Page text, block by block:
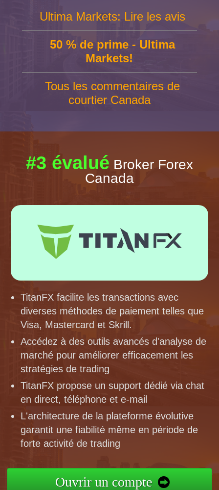
Ultima Markets: Lire les avis
50 % de prime - Ultima
Markets!
Tous les commentaires de
courtier Canada
#3 évalué Broker Forex
Canada
TitanFX facilite les transactions avec
diverses méthodes de paiement telles que
Visa, Mastercard et Skrill.
Accédez à des outils avancés d'analyse de
marché pour améliorer efficacement les
stratégies de trading
TitanFX propose un support dédié via chat
en direct, téléphone et e-mail
L'architecture de la plateforme évolutive
garantit une fiabilité même en période de
forte activité de trading
Ouvrir un compte